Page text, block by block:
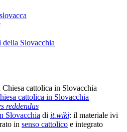
Slovacchia
Chiesa cattolica in Slovacchia
cattolica in Slovacchia
reddendas
Slovacchia di it.wiki: il materiale ivi
in senso cattolico e integrato